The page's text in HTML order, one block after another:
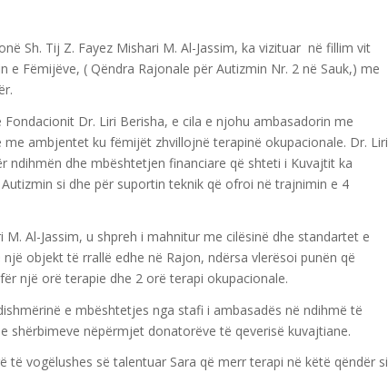
Sh. Tij Z. Fayez Mishari M. Al-Jassim, ka vizituar në fillim vit
e Fëmijëve, ( Qëndra Rajonale për Autizmin Nr. 2 në Sauk,) me
Dr. Liri Berisha, e cila e njohu ambasadorin me
ambjentet ku fëmijët zhvillojnë terapinë okupacionale. Dr. Liri
ndihmën dhe mbështetjen financiare që shteti i Kuvajtit ka
si dhe për suportin teknik që ofroi në trajnimin e 4
Al-Jassim, u shpreh i mahnitur me cilësinë dhe standartet e
objekt të rrallë edhe në Rajon, ndërsa vlerësoi punën që
një orë terapie dhe 2 orë terapi okupacionale.
e mbështetjes nga stafi i ambasadës në ndihmë të
nëpërmjet donatorëve të qeverisë kuvajtiane.
të vogëlushes së talentuar Sara që merr terapi në këtë qëndër si